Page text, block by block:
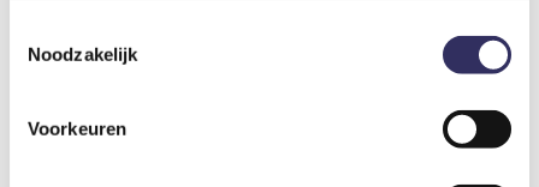
Noodzakelijk
Voorkeuren